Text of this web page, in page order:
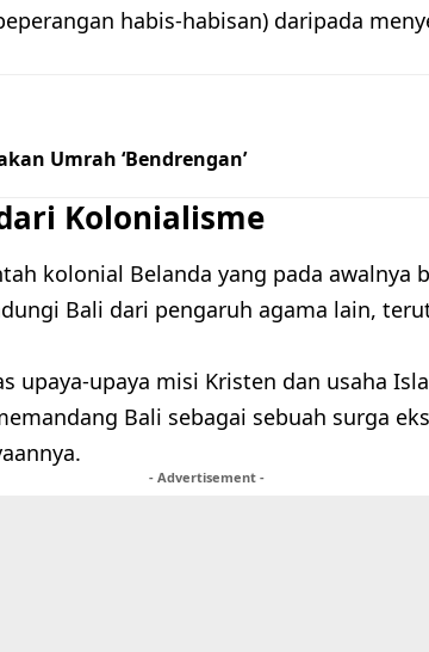
habis-habisan) daripada
Umrah ‘Bendrengan’
Kolonialisme
kolonial Belanda yang pada awalnya
Bali dari pengaruh agama lain,
upaya-upaya misi Kristen dan usaha
Bali sebagai sebuah surga
- Advertisement -